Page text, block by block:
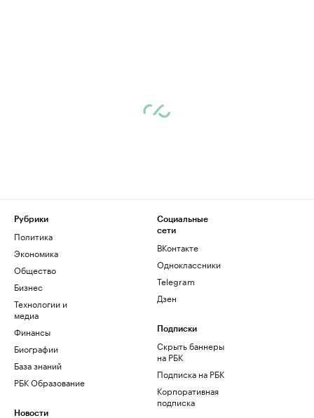
Рубрики
Политика
Экономика
Общество
Бизнес
Технологии и
медиа
Финансы
Биографии
База знаний
РБК Образование
Новости
Социальные
сети
ВКонтакте
Одноклассники
Telegram
Дзен
Подписки
Скрыть баннеры
на РБК
Подписка на РБК
Корпоративная
подписка